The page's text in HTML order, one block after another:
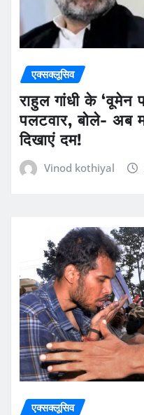
एक्सक्लूसिव
राहुल गांधी के ‘वूमेन
पलटवार, बोले- अब
दिखाएं दम!
Vinod kothiyal
एक्सक्लूसिव